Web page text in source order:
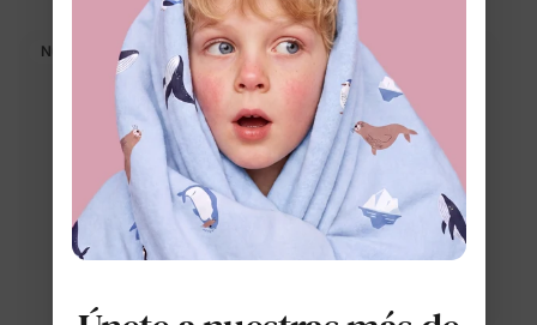
Disney Moana en color
naranja
$26.99
con protección UPF en
turquesa
Nuevo